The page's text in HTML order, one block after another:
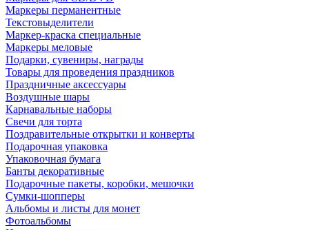
Маркеры перманентные
Текстовыделители
Маркер-краска специальные
Маркеры меловые
Подарки, сувениры, награды
Товары для проведения праздников
Праздничные аксессуары
Воздушные шары
Карнавальные наборы
Свечи для торта
Поздравительные открытки и конверты
Подарочная упаковка
Упаковочная бумага
Банты декоративные
Подарочные пакеты, коробки, мешочки
Сумки-шопперы
Альбомы и листы для монет
Фотоальбомы